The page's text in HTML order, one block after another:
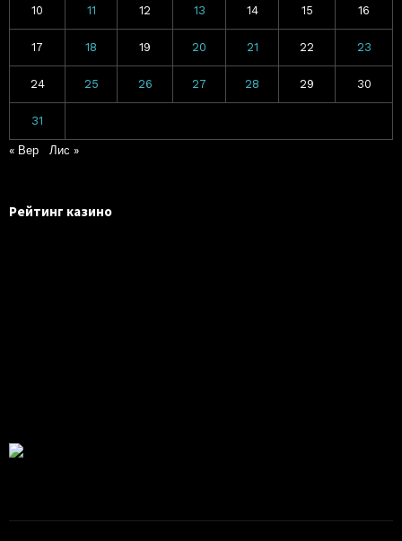
10 11 12 13 14 15 16
17 18 19 20 21 22 23
24 25 26 27 28 29 30
31
« Вер Лис »
Рейтинг казино